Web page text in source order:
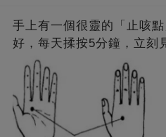
手上有一個很靈的「止咳
好，每天揉按5分鐘，立刻